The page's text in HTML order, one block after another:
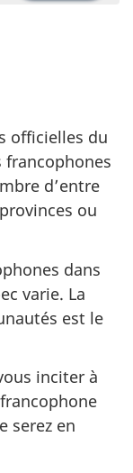
officielles du
francophones
d’entre
ou
dans
varie. La
est le
inciter à
serez en